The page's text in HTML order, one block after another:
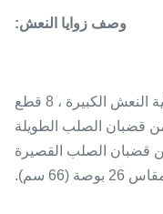
وصف زوايا النعش:
مجموعة واحدة تشمل 4 قطع من أغطية النعش الكبيرة ، 8 قطع
قضبان الصلب الطويلة
سم) و 2 قطعة من قضبان الصلب القصيرة
26 بوصة (66 سم).